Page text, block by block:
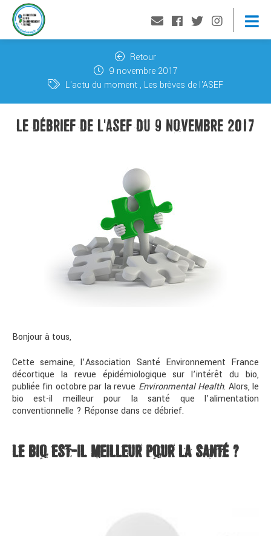
Retour
9 novembre 2017
L'actu du moment Les brèves de l'ASEF
LE DÉBRIEF DE L'ASEF DU 9 NOVEMBRE 2017
Bonjour à tous,
Cette semaine, l’Association Santé Environnement France
décortique la revue épidémiologique sur l’intérêt du bio,
publiée fin octobre par la revue Environmental Health. Alors, le
bio est-il meilleur pour la santé que l’alimentation
conventionnelle ? Réponse dans ce débrief.
LE BIO EST-IL MEILLEUR POUR LA SANTÉ ?